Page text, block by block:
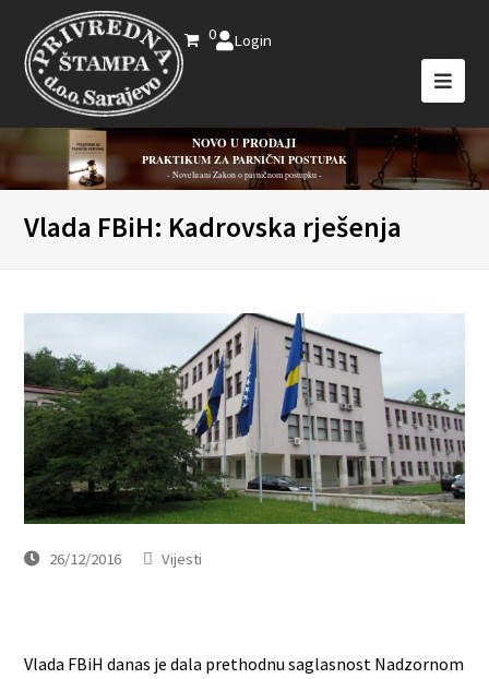
0 Login
NOVO U PRODAJI
PRAKTIKUM ZA PARNIČNI POSTUPAK
- Novelirani Zakon o parničnom postupku -
Vlada FBiH: Kadrovska rješenja
26/12/2016 Vijesti
Vlada FBiH danas je dala prethodnu saglasnost Nadzornom